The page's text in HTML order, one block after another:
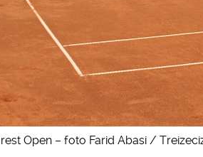
Open – foto Farid Abasi /